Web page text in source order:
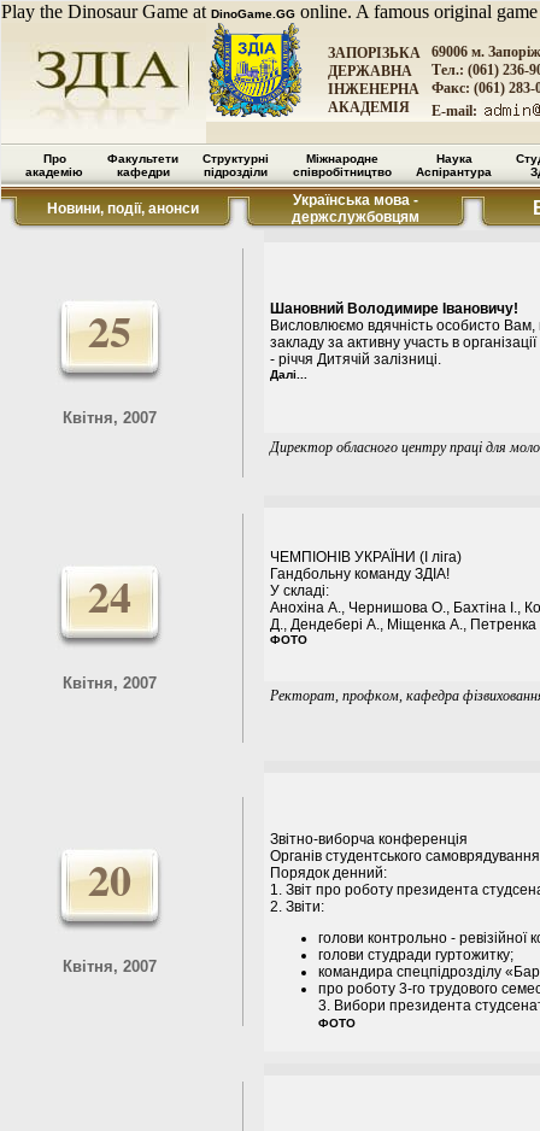
Play the Dinosaur Game at DinoGame.GG online. A famous original
ЗАПОРІЗЬКА
ДЕРЖАВНА
ІНЖЕНЕРНА
АКАДЕМІЯ
69006 м.
Тел.: (061) 236-
Факс: (061) 283-
E-mail:
Про
академію
Факультети
кафедри
Структурні
підрозділи
Міжнародне
співробітництво
Наука
Аспірантура
Новини, події, анонси
Українська мова -
держслужбовцям
25
Квітня, 2007
Шановний Володимире Івановичу!
Висловлюємо вдячність особисто
закладу за активну участь в
- річчя Дитячій залізниці.
Далі...
Директор обласного центру праці для
24
Квітня, 2007
ЧЕМПІОНІВ УКРАЇНИ (I ліга)
Гандбольну команду ЗДІА!
У складі:
Анохіна А., Чернишова О., Бахтіна І.,
Д., Дендебері А., Міщенка А.,
ФОТО
Ректорат, профком, кафедра
20
Квітня, 2007
Звітно-виборча конференція
Органів студентського самоврядування
Порядок денний:
1. Звіт про роботу президента
2. Звіти:
голови контрольно - ревізійної
голови студради гуртожитку;
командира спецпідрозділу
про роботу 3-го трудового
3. Вибори президента
ФОТО